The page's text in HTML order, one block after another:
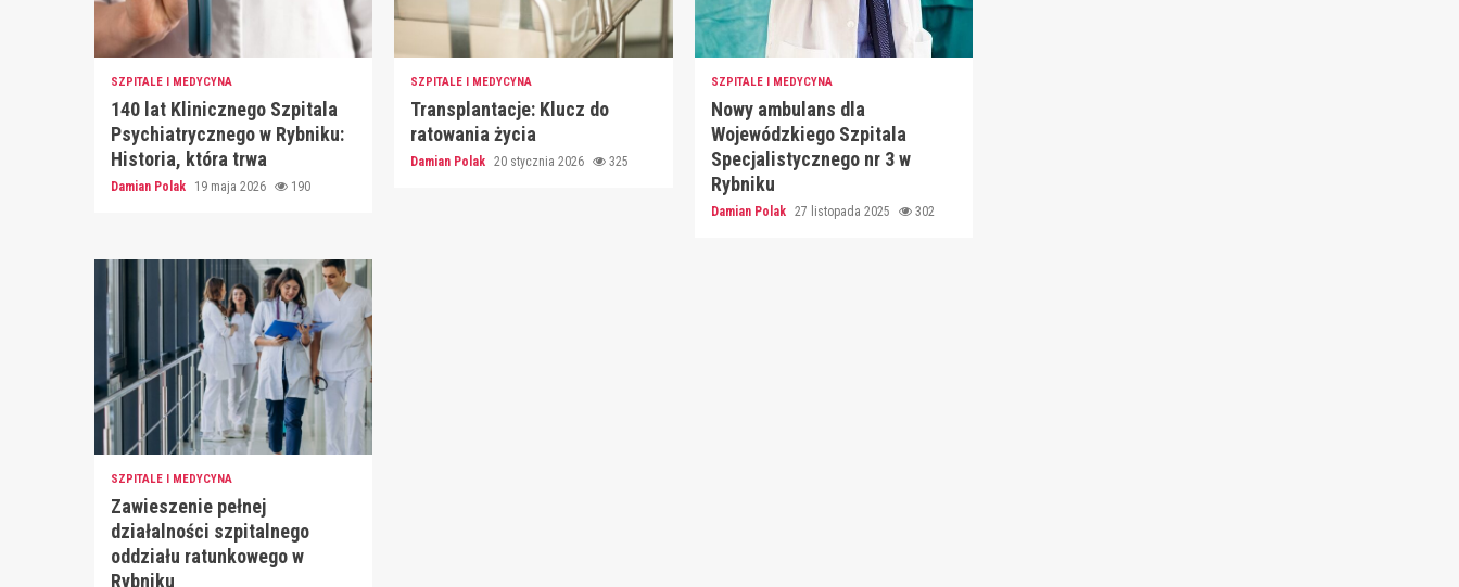
SZPITALE I MEDYCYNA
140 lat Klinicznego Szpitala
Psychiatrycznego w Rybniku:
Historia, która trwa
Damian Polak 19 maja 2026 190
SZPITALE I MEDYCYNA
Transplantacje: Klucz do
ratowania życia
Damian Polak 20 stycznia 2026 325
SZPITALE I MEDYCYNA
Nowy ambulans dla
Wojewódzkiego Szpitala
Specjalistycznego nr 3 w
Rybniku
Damian Polak 27 listopada 2025 302
SZPITALE I MEDYCYNA
Zawieszenie pełnej
działalności szpitalnego
oddziału ratunkowego w
Rybniku